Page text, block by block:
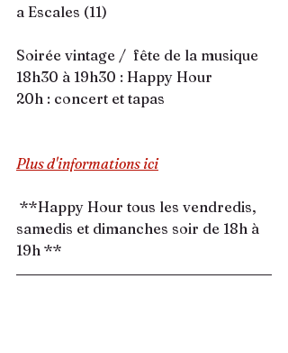
a Escales (11)
Soirée vintage /  fête de la musique
18h30 à 19h30 : Happy Hour
20h : concert et tapas
Plus d'informations ici
samedis et dimanches soir de 18h à
19h **